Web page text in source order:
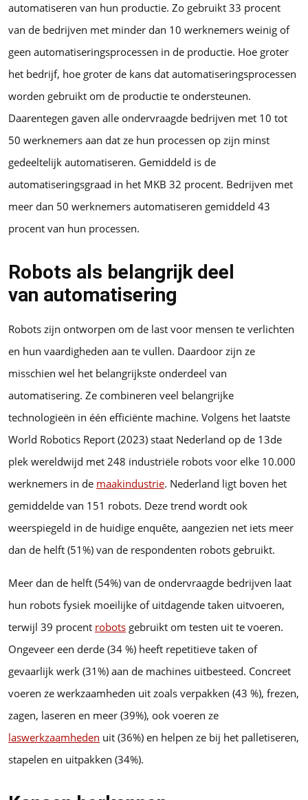
automatiseren van hun productie. Zo gebruikt 33 procent
van de bedrijven met minder dan 10 werknemers weinig of
geen automatiseringsprocessen in de productie. Hoe groter
het bedrijf, hoe groter de kans dat automatiseringsprocessen
worden gebruikt om de productie te ondersteunen.
Daarentegen gaven alle ondervraagde bedrijven met 10 tot
50 werknemers aan dat ze hun processen op zijn minst
gedeeltelijk automatiseren. Gemiddeld is de
automatiseringsgraad in het MKB 32 procent. Bedrijven met
meer dan 50 werknemers automatiseren gemiddeld 43
procent van hun processen.
Robots als belangrijk deel
van automatisering
Robots zijn ontworpen om de last voor mensen te verlichten
en hun vaardigheden aan te vullen. Daardoor zijn ze
misschien wel het belangrijkste onderdeel van
automatisering. Ze combineren veel belangrijke
technologieën in één efficiënte machine. Volgens het laatste
World Robotics Report (2023) staat Nederland op de 13de
plek wereldwijd met 248 industriële robots voor elke 10.000
werknemers in de maakindustrie. Nederland ligt boven het
gemiddelde van 151 robots. Deze trend wordt ook
weerspiegeld in de huidige enquête, aangezien net iets meer
dan de helft (51%) van de respondenten robots gebruikt.
Meer dan de helft (54%) van de ondervraagde bedrijven laat
hun robots fysiek moeilijke of uitdagende taken uitvoeren,
terwijl 39 procent robots gebruikt om testen uit te voeren.
Ongeveer een derde (34 %) heeft repetitieve taken of
gevaarlijk werk (31%) aan de machines uitbesteed. Concreet
voeren ze werkzaamheden uit zoals verpakken (43 %), frezen,
zagen, laseren en meer (39%), ook voeren ze
laswerkzaamheden uit (36%) en helpen ze bij het palletiseren,
stapelen en uitpakken (34%).